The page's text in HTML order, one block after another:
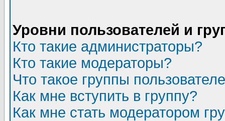
Уровни пользователей и
Кто такие администраторы?
Кто такие модераторы?
Что такое группы
Как мне вступить в группу?
Как мне стать модератором